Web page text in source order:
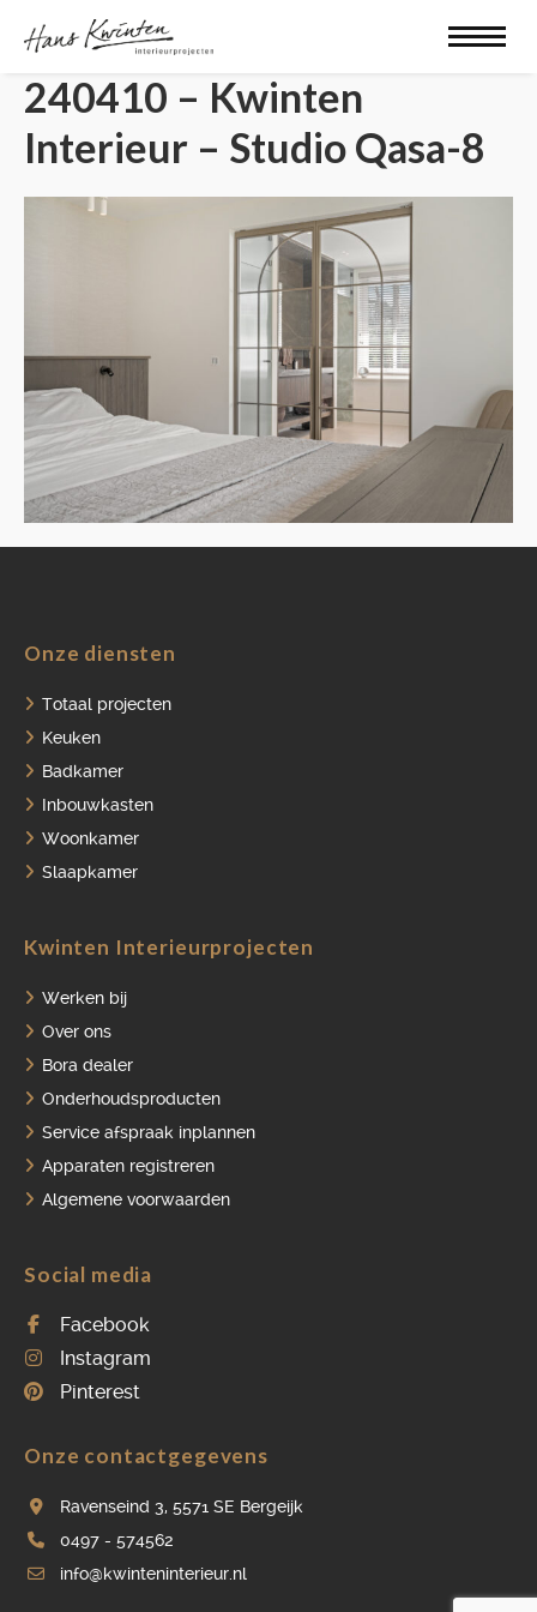
240410 – Kwinten
Interieur – Studio Qasa-8
Onze diensten
Totaal projecten
Keuken
Badkamer
Inbouwkasten
Woonkamer
Slaapkamer
Kwinten Interieurprojecten
Werken bij
Over ons
Bora dealer
Onderhoudsproducten
Service afspraak inplannen
Apparaten registreren
Algemene voorwaarden
Social media
Facebook
Instagram
Pinterest
Onze contactgegevens
Ravenseind 3, 5571 SE Bergeijk
0497 - 574562
info@kwinteninterieur.nl
ONDERHOUDSPRODUCTEN